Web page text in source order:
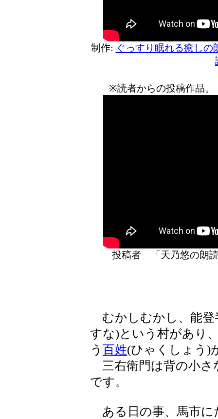
制作: ぐっすり眠れる癒し
※読者からの投稿作品
投稿者 「天乃悠の
むかしむかし、能登
すな)という村があり
う 百姓(ひゃくしょう)
三右衛門は背の小さ
です。
ある日の事、馬市